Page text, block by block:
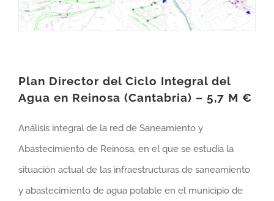
Plan Director del Ciclo Integral del
Agua en Reinosa (Cantabria) – 5,7 M €
Análisis integral de la red de Saneamiento y
Abastecimiento de Reinosa, en el que se estudia la
situación actual de las infraestructuras de saneamiento
y abastecimiento de agua potable en el municipio de